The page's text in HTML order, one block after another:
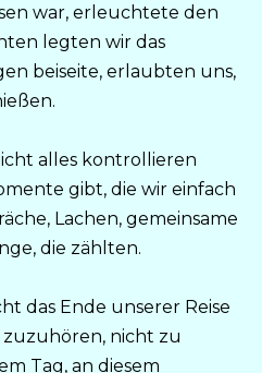
war, erleuchtete den
legten wir das
beiseite, erlaubten uns,
alles kontrollieren
gibt, die wir einfach
Lachen, gemeinsame
die zählten.
das Ende unserer Reise
nicht zu
Tag, an diesem